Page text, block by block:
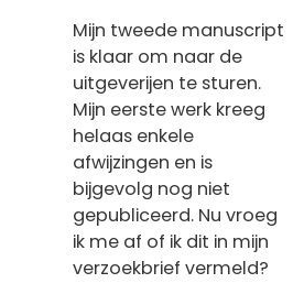
Mijn tweede manuscript
is klaar om naar de
uitgeverijen te sturen.
Mijn eerste werk kreeg
helaas enkele
afwijzingen en is
bijgevolg nog niet
gepubliceerd. Nu vroeg
ik me af of ik dit in mijn
verzoekbrief vermeld?